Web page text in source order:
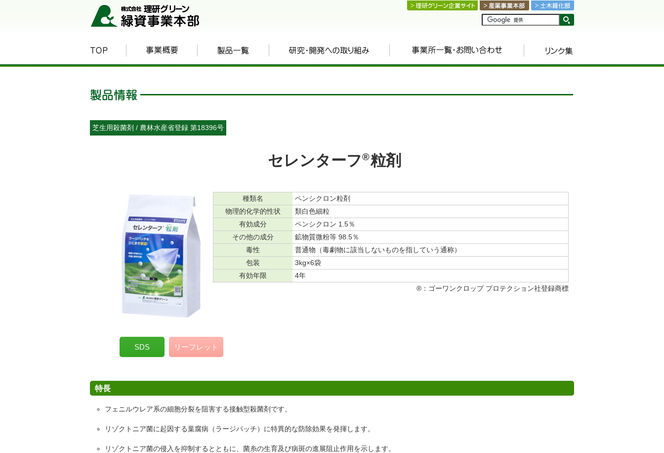
芝生用殺菌剤 / 農林水産省登録 第18396号
セレンターフ®粒剤
種類名
ペンシクロン粒剤
物理的化学的性状
類白色細粒
有効成分
ペンシクロン 1.5％
その他の成分
鉱物質微粉等 98.5％
毒性
普通物（毒劇物に該当しないものを指していう通称）
包装
3kg×6袋
有効年限
4年
®：ゴーワンクロップ プロテクション社登録商標
SDS リーフレット
特長
フェニルウレア系の細胞分裂を阻害する接触型殺菌剤です。
リゾクトニア菌に起因する葉腐病（ラージパッチ）に特異的な防除効果を発揮します。
リゾクトニア菌の侵入を抑制するとともに、菌糸の生育及び病斑の進展阻止作用を示します。